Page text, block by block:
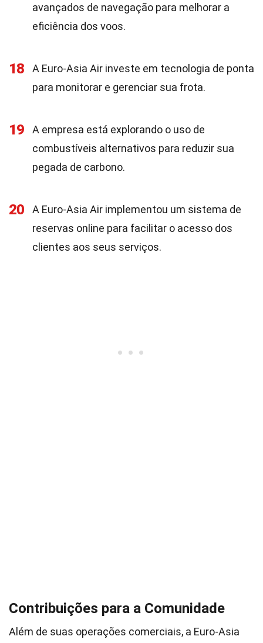
avançados de navegação para melhorar a
eficiência dos voos.
18
A Euro-Asia Air investe em tecnologia de ponta
para monitorar e gerenciar sua frota.
19
A empresa está explorando o uso de
combustíveis alternativos para reduzir sua
pegada de carbono.
20
A Euro-Asia Air implementou um sistema de
reservas online para facilitar o acesso dos
clientes aos seus serviços.
Contribuições para a Comunidade
Além de suas operações comerciais, a Euro-Asia